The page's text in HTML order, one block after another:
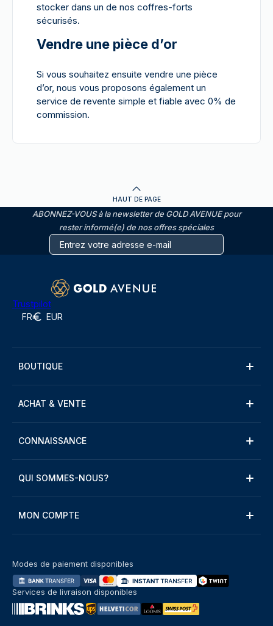
stocker dans un de nos coffres-forts
sécurisés.
Vendre une pièce d’or
Si vous souhaitez ensuite vendre une pièce
d’or, nous vous proposons également un
service de revente simple et fiable avec 0% de
commission.
HAUT DE PAGE
ABONNEZ-VOUS à la newsletter de GOLD AVENUE pour
rester informé(e) de nos offres spéciales
Trustpilot
FR EUR
BOUTIQUE
ACHAT & VENTE
CONNAISSANCE
QUI SOMMES-NOUS?
MON COMPTE
Modes de paiement disponibles
Services de livraison disponibles